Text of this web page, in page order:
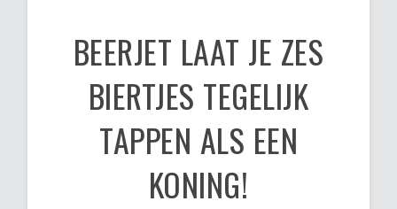
BEERJET LAAT JE ZES
BIERTJES TEGELIJK
TAPPEN ALS EEN
KONING!